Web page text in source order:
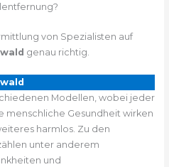
von Spezialisten auf
genau richtig.
Modellen, wobei jeder
menschliche Gesundheit wirken
harmlos. Zu den
unter anderem
und